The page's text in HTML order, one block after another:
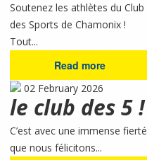
Soutenez les athlètes du Club
des Sports de Chamonix !
Tout...
Read more
02 February 2026
le club des 5 !
C’est avec une immense fierté
que nous félicitons...